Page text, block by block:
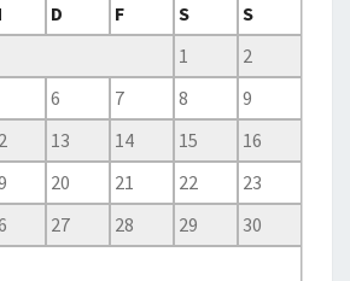
D F S
S
1
2
6 7 8
9
13 14 15
16
20 21 22
23
27 28 29
30